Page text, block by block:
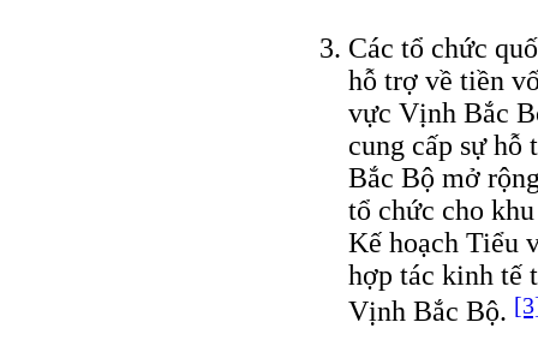
Các tổ chức
hỗ trợ về tiền
vực Vịnh Bắc
cung cấp sự
Bắc Bộ mở
tổ chức cho
Kế hoạch Tiểu
hợp tác kinh tế
Vịnh Bắc Bộ.